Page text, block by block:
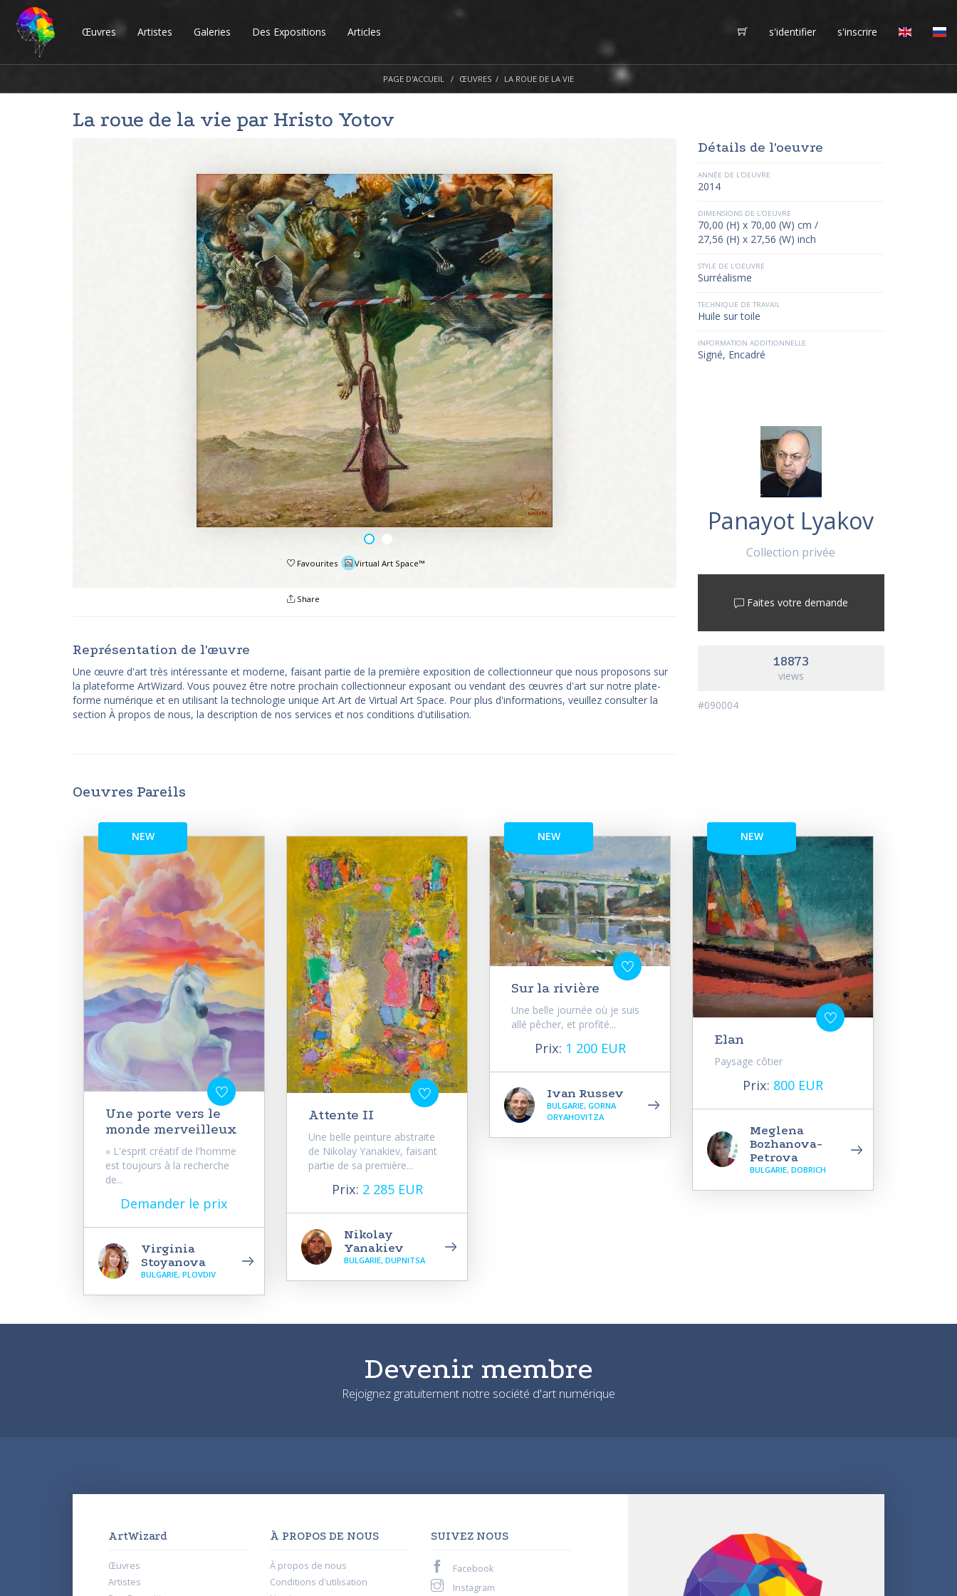
Œuvres Artistes Galeries Des Expositions Articles s'identifier s'inscrire
PAGE D'ACCUEIL ŒUVRES LA ROUE DE LA VIE
La roue de la vie par Hristo Yotov
Favourites Virtual Art Space™
Share
Représentation de l'œuvre
Une œuvre d'art très intéressante et moderne, faisant partie de la première exposition de collectionneur que nous proposons sur
la plateforme ArtWizard. Vous pouvez être notre prochain collectionneur exposant ou vendant des œuvres d'art sur notre plate-
forme numérique et en utilisant la technologie unique Art Art de Virtual Art Space. Pour plus d'informations, veuillez consulter la
section À propos de nous, la description de nos services et nos conditions d'utilisation.
Détails de l'oeuvre
ANNÉE DE L'OEUVRE
2014
DIMENSIONS DE L'OEUVRE
70,00 (H) x 70,00 (W) cm /
27,56 (H) x 27,56 (W) inch
STYLE DE L'OEUVRE
Surréalisme
TECHNIQUE DE TRAVAIL
Huile sur toile
INFORMATION ADDITIONNELLE
Signé, Encadré
Panayot Lyakov
Collection privée
Faites votre demande
18873
views
#090004
Oeuvres Pareils
NEW
Une porte vers le
monde merveilleux
« L'esprit créatif de l'homme
est toujours à la recherche
de...
Demander le prix
Virginia
Stoyanova
BULGARIE, PLOVDIV
Attente II
Une belle peinture abstraite
de Nikolay Yanakiev, faisant
partie de sa première...
Prix: 2 285 EUR
Nikolay
Yanakiev
BULGARIE, DUPNITSA
NEW
Sur la rivière
Une belle journée où je suis
allé pêcher, et profité...
Prix: 1 200 EUR
Ivan Russev
BULGARIE, GORNA
ORYAHOVITZA
NEW
Elan
Paysage côtier
Prix: 800 EUR
Meglena
Bozhanova-
Petrova
BULGARIE, DOBRICH
Devenir membre
Rejoignez gratuitement notre société d'art numérique
ArtWizard
Œuvres
Artistes
À PROPOS DE NOUS
À propos de nous
Conditions d'utilisation
SUIVEZ NOUS
Facebook
Instagram